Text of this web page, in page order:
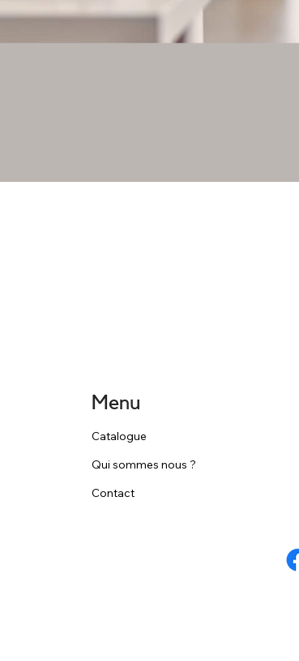
Catalogue
Qui sommes nous ?
Contact
Menu